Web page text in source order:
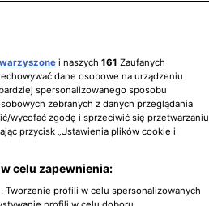
i naszych 161 Zaufanych
dane osobowe na urządzeniu
spersonalizowanego sposobu
zebranych z danych przeglądania
wycofać zgodę i sprzeciwić się przetwarzaniu
przycisk „Ustawienia plików cookie i
celu zapewnienia:
profili w celu spersonalizowanych